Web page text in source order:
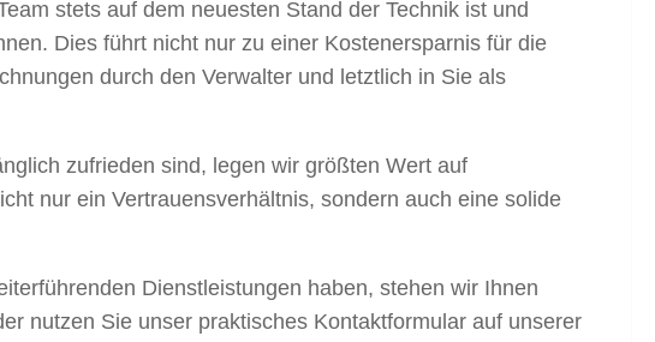
stets auf dem neuesten Stand der Technik ist und
Dies führt nicht nur zu einer Kostenersparnis für die
durch den Verwalter und letztlich in Sie als
zufrieden sind, legen wir größten Wert auf
nur ein Vertrauensverhältnis, sondern auch eine solide
Dienstleistungen haben, stehen wir Ihnen
nutzen Sie unser praktisches Kontaktformular auf unserer